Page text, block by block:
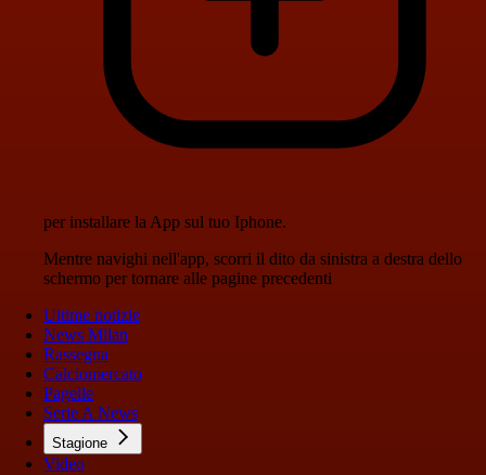
per installare la App sul tuo Iphone.
Mentre navighi nell'app, scorri il dito da sinistra a destra dello
schermo per tornare alle pagine precedenti
Ultime notizie
News Milan
Rassegna
Calciomercato
Pagelle
Serie A News
Stagione
Video